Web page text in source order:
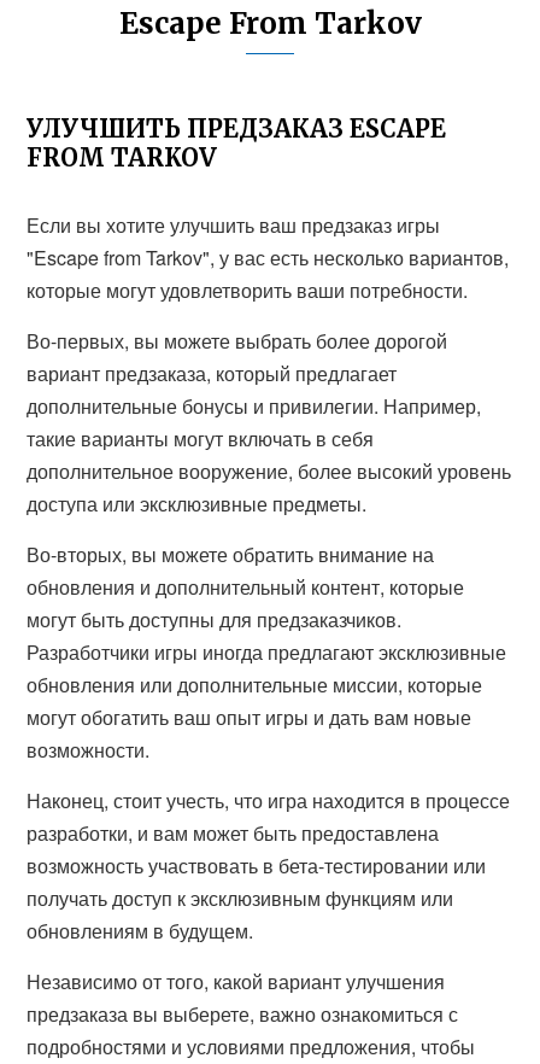
Escape From Tarkov
УЛУЧШИТЬ ПРЕДЗАКАЗ ESCAPE
FROM TARKOV
Если вы хотите улучшить ваш предзаказ игры
"Escape from Tarkov", у вас есть несколько вариантов,
которые могут удовлетворить ваши потребности.
Во-первых, вы можете выбрать более дорогой
вариант предзаказа, который предлагает
дополнительные бонусы и привилегии. Например,
такие варианты могут включать в себя
дополнительное вооружение, более высокий уровень
доступа или эксклюзивные предметы.
Во-вторых, вы можете обратить внимание на
обновления и дополнительный контент, которые
могут быть доступны для предзаказчиков.
Разработчики игры иногда предлагают эксклюзивные
обновления или дополнительные миссии, которые
могут обогатить ваш опыт игры и дать вам новые
возможности.
Наконец, стоит учесть, что игра находится в процессе
разработки, и вам может быть предоставлена
возможность участвовать в бета-тестировании или
получать доступ к эксклюзивным функциям или
обновлениям в будущем.
Независимо от того, какой вариант улучшения
предзаказа вы выберете, важно ознакомиться с
подробностями и условиями предложения, чтобы